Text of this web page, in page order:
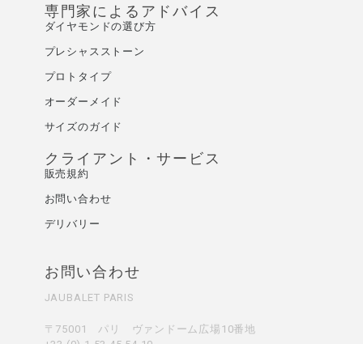
専門家によるアドバイス
ダイヤモンドの選び方
プレシャスストーン
プロトタイプ
オーダーメイド
サイズのガイド
クライアント・サービス
販売規約
お問い合わせ
デリバリー
お問い合わせ
JAUBALET PARIS
〒75001 パリ ヴァンドーム広場10番地